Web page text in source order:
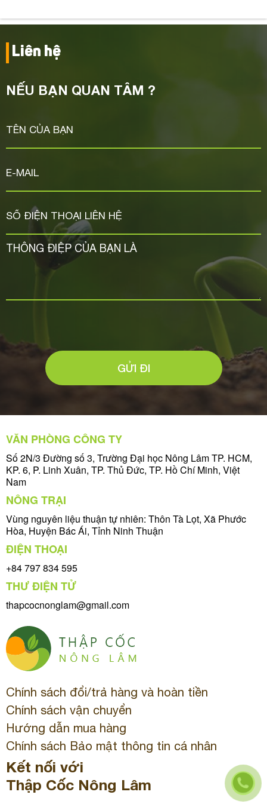
Liên hệ
NẾU BẠN QUAN TÂM ?
GỬI ĐI
VĂN PHÒNG CÔNG TY
Số 2N/3 Đường số 3, Trường Đại học Nông Lâm TP. HCM,
KP. 6, P. Linh Xuân, TP. Thủ Đức, TP. Hồ Chí Minh, Việt
Nam
NÔNG TRẠI
Vùng nguyên liệu thuận tự nhiên: Thôn Tà Lọt, Xã Phước
Hòa, Huyện Bác Ái, Tỉnh Ninh Thuận
ĐIỆN THOẠI
+84 797 834 595
THƯ ĐIỆN TỬ
thapcocnonglam@gmail.com
Chính sách đổi/trả hàng và hoàn tiền
Chính sách vận chuyển
Hướng dẫn mua hàng
Chính sách Bảo mật thông tin cá nhân
Kết nối với
Thập Cốc Nông Lâm